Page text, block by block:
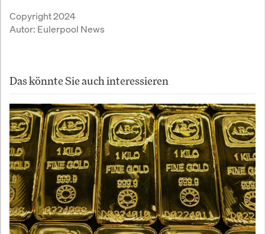
Copyright 2024
Autor: Eulerpool News
Das könnte Sie auch interessieren